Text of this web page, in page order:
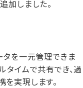
加しました。
タを一元管理できま
タイムで共有でき、過
実現します。